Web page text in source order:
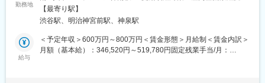
規模な社会実装や挑戦的なクリエイティブに携われます
リモート研修や1on1研修、スキルアップ支援制度など、継続的な
成長をサポート
私たちが求めているのは、
ブランドの世界観を“理解する”だけでなく、
売場・空間・顧客導線までを踏まえ、ビジュアルとして設計・具
現化できるグラフィックデザイナーです。
本ポジションでお任せしたいのは、
勤務地
の範囲：無
【最寄り駅】
渋谷駅、明治神宮前駅、神泉駅
給与
＜予定年収＞600万円～800万円＜賃金形態＞月給制＜賃金内訳＞
月額（基本給）：346,520円～519,780円固定残業手当/月：